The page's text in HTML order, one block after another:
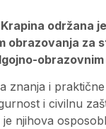
održana
obrazovanja
znanja i
i civilnu
njihova